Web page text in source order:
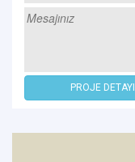
PROJE DETAYI